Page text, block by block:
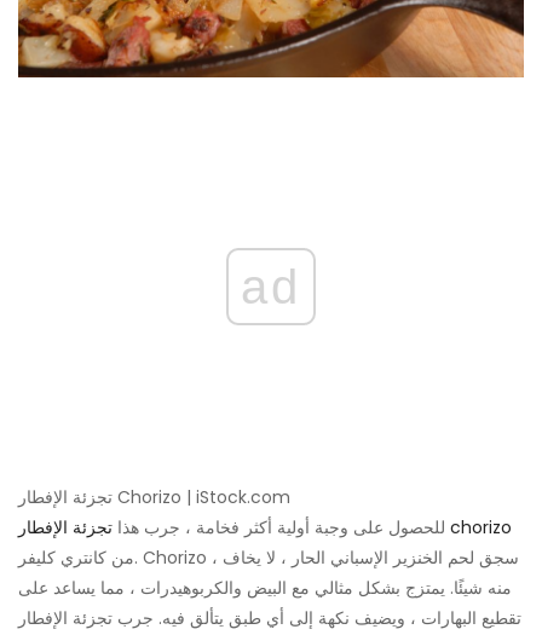
ad
تجزئة الإفطار Chorizo ​​| iStock.com
للحصول على وجبة أولية أكثر فخامة ، جرب هذا تجزئة الإفطار chorizo
من كانتري كليفر. Chorizo ​​، سجق لحم الخنزير الإسباني الحار ، لا يخاف
منه شيئًا. يمتزج بشكل مثالي مع البيض والكربوهيدرات ، مما يساعد على
تقطيع البهارات ، ويضيف نكهة إلى أي طبق يتألق فيه. جرب تجزئة الإفطار